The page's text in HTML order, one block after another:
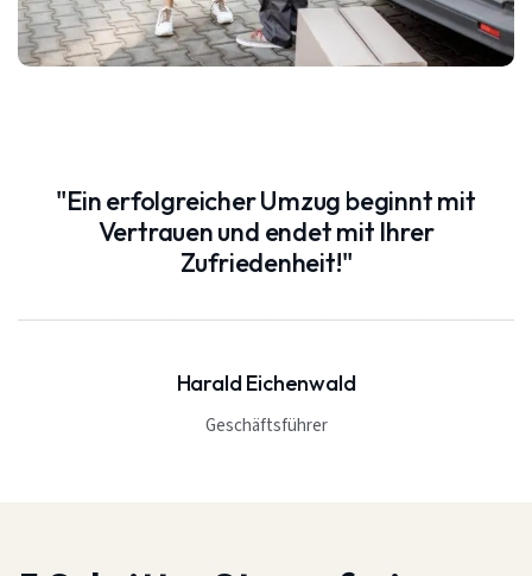
"Ein erfolgreicher Umzug beginnt mit
Vertrauen und endet mit Ihrer
Zufriedenheit!"
Harald Eichenwald
Geschäftsführer